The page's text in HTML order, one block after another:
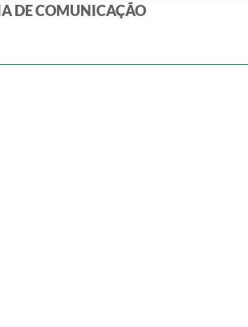
DE COMUNICAÇÃO